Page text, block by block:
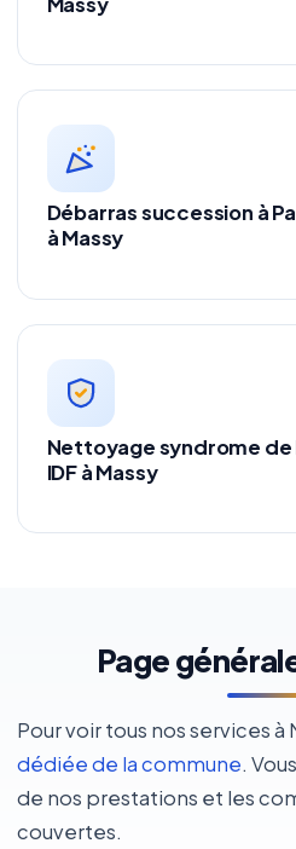
Débarras succession à
à Massy
Nettoyage syndrome de
IDF à Massy
Page
Pour voir tous nos services à
dédiée de la commune.
de nos prestations et les
couvertes.